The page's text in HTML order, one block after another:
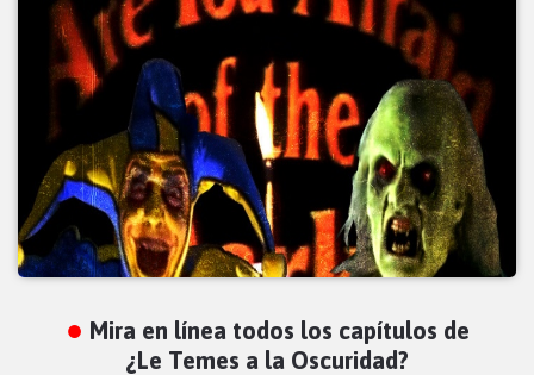
Mira en línea todos los capítulos de
¿Le Temes a la Oscuridad?